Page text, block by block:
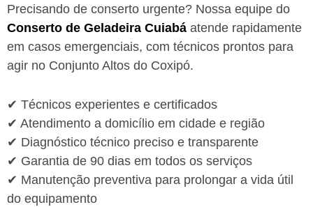
Precisando de conserto urgente? Nossa equipe do
Conserto de Geladeira Cuiabá atende rapidamente
em casos emergenciais, com técnicos prontos para
agir no Conjunto Altos do Coxipó.
✔ Técnicos experientes e certificados
✔ Atendimento a domicílio em cidade e região
✔ Diagnóstico técnico preciso e transparente
✔ Garantia de 90 dias em todos os serviços
✔ Manutenção preventiva para prolongar a vida útil
do equipamento